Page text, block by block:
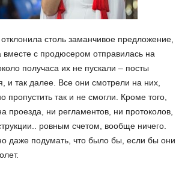
столь заманчивое предложение,
с продюсером отправилась на
получаса их не пускали – посты
и так далее. Все они смотрели на них,
пропустить так и не смогли. Кроме того,
проезда, ни регламентов, ни протоколов,
ровным счетом, вообще ничего.
даже подумать, что было бы, если бы они